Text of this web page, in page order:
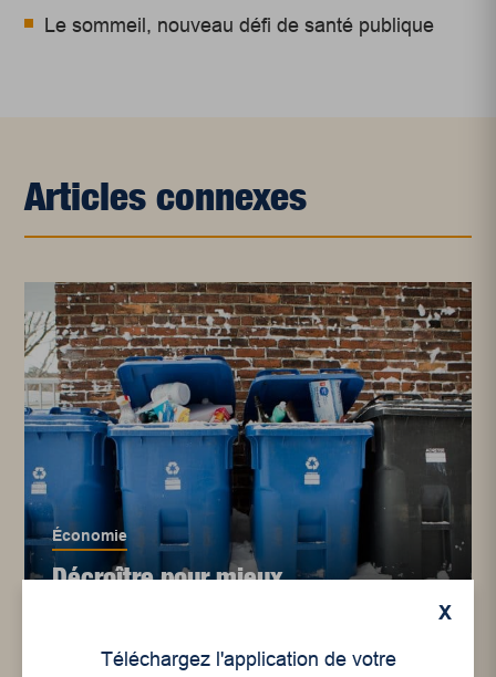
Le sommeil, nouveau défi de santé publique
Articles connexes
Économie
Décroître pour mieux
X
Téléchargez l'application de votre